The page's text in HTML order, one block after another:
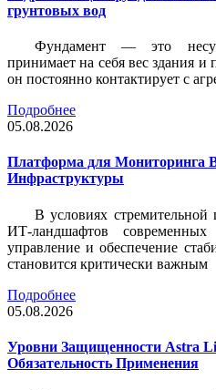
грунтовых вод
Фундамент — это
принимает на себя вес здания и
он постоянно контактирует с
Подробнее
05.08.2026
Платформа для Мониторинга
Инфраструктуры
В условиях
ИТ-ландшафтов современных
управление и обеспечение
становится критически важным
Подробнее
05.08.2026
Уровни Защищенности Astra
Обязательность Применения